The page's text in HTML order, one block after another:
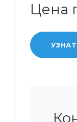
Цена